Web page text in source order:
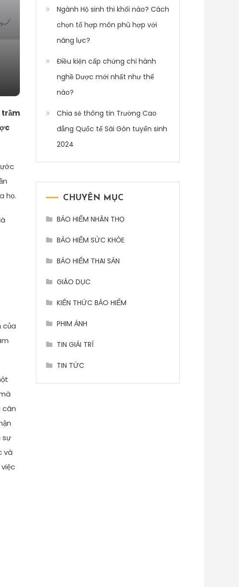
trầm
họ.
của
cân
sự
và
Ngành Hộ sinh thi khối nào? Cách
chọn tổ hợp môn phù hợp với
năng lực?
Điều kiện cấp chứng chỉ hành
nghề Dược mới nhất như thế
nào?
Chia sẻ thông tin Trường Cao
đẳng Quốc tế Sài Gòn tuyển sinh
2024
CHUYÊN MỤC
BẢO HIỂM NHÂN THỌ
BẢO HIỂM SỨC KHỎE
BẢO HIỂM THAI SẢN
GIÁO DỤC
KIẾN THỨC BẢO HIỂM
PHIM ẢNH
TIN GIẢI TRÍ
TIN TỨC